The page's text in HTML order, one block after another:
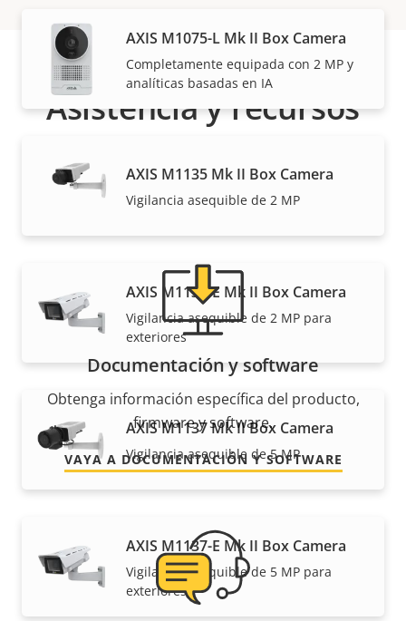
AXIS M1075-L Mk II Box Camera
Completamente equipada con 2 MP y
analíticas basadas en IA
AXIS M1135 Mk II Box Camera
Vigilancia asequible de 2 MP
AXIS M1135-E Mk II Box Camera
Vigilancia asequible de 2 MP para
exteriores
AXIS M1137 Mk II Box Camera
Vigilancia asequible de 5 MP
AXIS M1137-E Mk II Box Camera
Vigilancia asequible de 5 MP para
exteriores
Asistencia y recursos
Axis, software o ayuda de uno de nuestros expertos?
Documentación y software
Obtenga información específica del producto,
firmware y software.
VAYA A DOCUMENTACIÓN Y SOFTWARE